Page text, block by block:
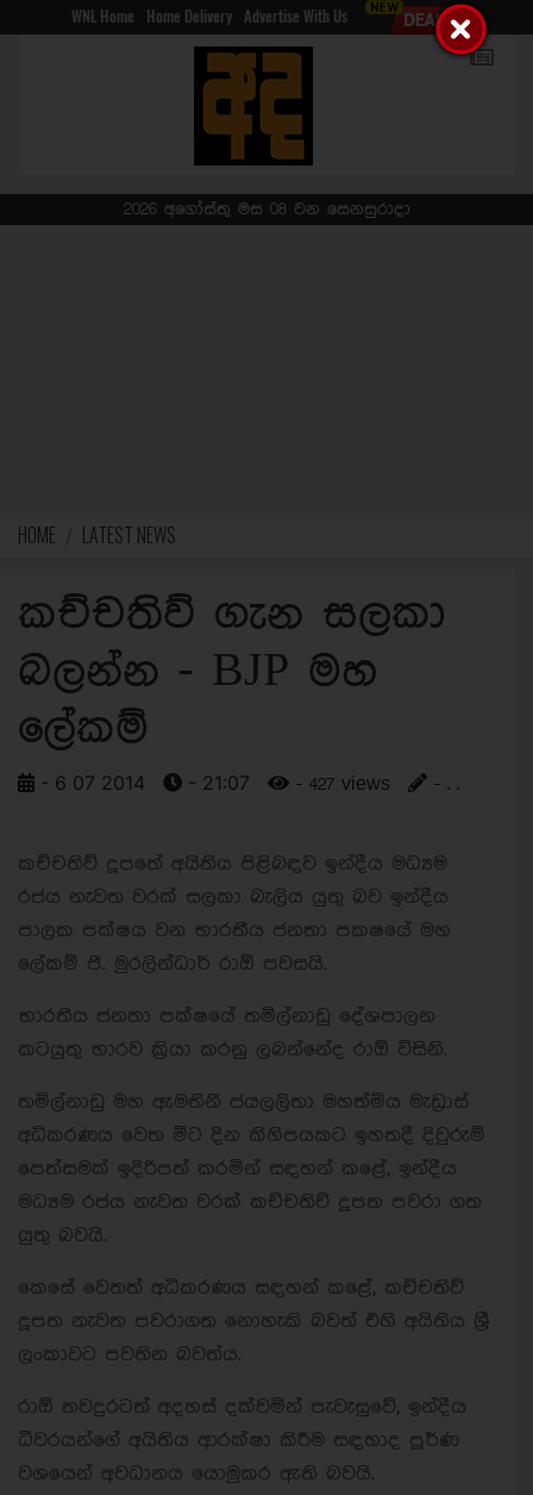
WNL Home Home Delivery Advertise With Us
2026 අගෝස්තු මස 08 වන සෙනසුරාදා
HOME LATEST NEWS
කච්චතිව් ගැන සලකා
බලන්න - BJP මහ
ලේකම්
- 6 07 2014 - 21:07 - 427 views - . .
කච්චතිව් දූපතේ අයිතිය පිළිබඳව ඉන්දීය මධ්‍යම
රජය නැවත වරක් සලකා බැලිය යුතු බව ඉන්දීය
පාලක පක්ෂය වන භාරතීය ජනතා පකෂයේ මහ
ලේකම් පී. මුරලින්ධාර් රාඕ පවසයි.
භාරතීය ජනතා පක්ෂයේ තමිල්නාඩු දේශපාලන
කටයුතු භාරව ක්‍රියා කරනු ලබන්නේද රාඕ විසිනි.
තමිල්නාඩු මහ ඇමතිනී ජයලලිතා මහත්මිය මැඩ්‍රාස්
අධිකරණය වෙත මීට දින කිහිපයකට ඉහතදී දිවුරුම්
පෙත්සමක් ඉදිරිපත් කරමින් සඳහන් කළේ, ඉන්දීය
මධ්‍යම රජය නැවත වරක් කච්චතිව් දූපත පවරා ගත
යුතු බවයි.
කෙසේ වෙතත් අධිකරණය සඳහන් කළේ, කච්චතිව්
දූපත නැවත පවරාගත නොහැකි බවත් එහි අයිතිය ශ්‍රී
ලංකාවට පවතින බවත්ය.
රාඕ තවදුරටත් අදහස් දක්වමින් පැවැසුවේ, ඉන්දීය
ධීවරයන්ගේ අයිතිය ආරක්ෂා කිරීම සඳහාද පූර්ණ
වශයෙන් අවධානය යොමුකර ඇති බවයි.